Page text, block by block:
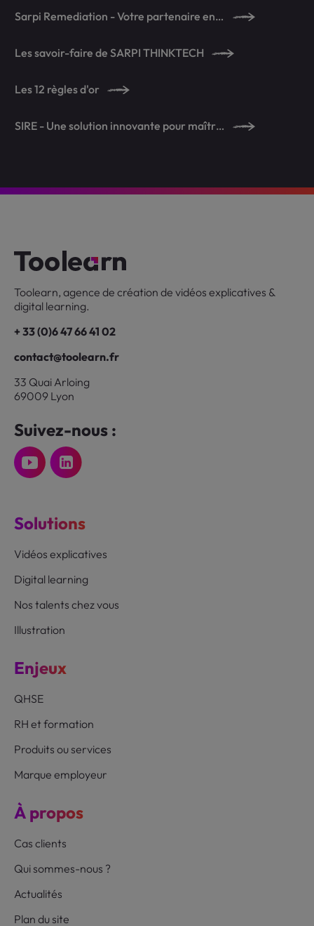
Sarpi Remediation - Votre partenaire en dépollution
Les savoir-faire de SARPI THINKTECH
Les 12 règles d'or
SIRE - Une solution innovante pour maîtriser l'infestation de rattus norvegicus
Toolearn, agence de création de vidéos explicatives &
digital learning.
+ 33 (0)6 47 66 41 02
contact@toolearn.fr
33 Quai Arloing
69009 Lyon
Suivez-nous :
Solutions
Vidéos explicatives
Digital learning
Nos talents chez vous
Illustration
Enjeux
QHSE
RH et formation
Produits ou services
Marque employeur
À propos
Cas clients
Qui sommes-nous ?
Actualités
Plan du site